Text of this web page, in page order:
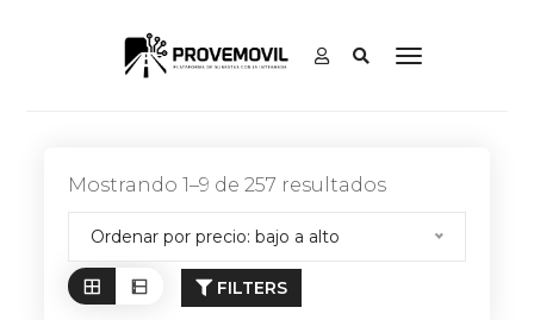
Mostrando 1–9 de 257 resultados
Ordenar por precio: bajo a alto
FILTERS